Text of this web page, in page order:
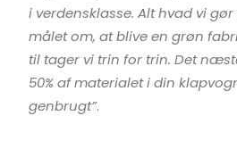
i verdensklasse. Alt hvad vi
målet om, at blive en grøn
til tager vi trin for trin. Det
50% af materialet i din
genbrugt”.